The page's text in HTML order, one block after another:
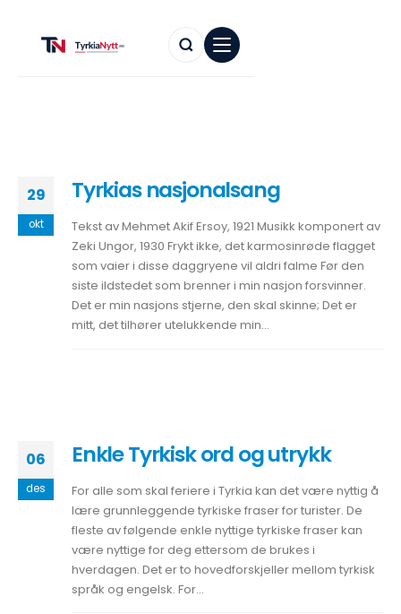
29
okt
Tyrkias nasjonalsang
Tekst av Mehmet Akif Ersoy, 1921 Musikk komponert av
Zeki Ungor, 1930 Frykt ikke, det karmosinrøde flagget
som vaier i disse daggryene vil aldri falme Før den
siste ildstedet som brenner i min nasjon forsvinner.
Det er min nasjons stjerne, den skal skinne; Det er
mitt, det tilhører utelukkende min...
06
des
Enkle Tyrkisk ord og utrykk
For alle som skal feriere i Tyrkia kan det være nyttig å
lære grunnleggende tyrkiske fraser for turister. De
fleste av følgende enkle nyttige tyrkiske fraser kan
være nyttige for deg ettersom de brukes i
hverdagen. Det er to hovedforskjeller mellom tyrkisk
språk og engelsk. For...